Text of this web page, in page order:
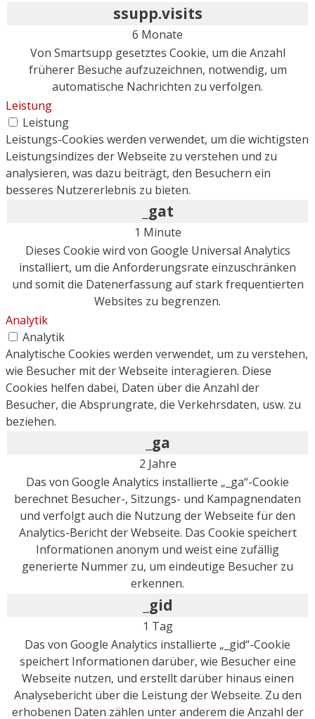
ssupp.visits
6 Monate
Von Smartsupp gesetztes Cookie, um die Anzahl
früherer Besuche aufzuzeichnen, notwendig, um
automatische Nachrichten zu verfolgen.
Leistung
Leistung
Leistungs-Cookies werden verwendet, um die wichtigsten
Leistungsindizes der Webseite zu verstehen und zu
analysieren, was dazu beiträgt, den Besuchern ein
besseres Nutzererlebnis zu bieten.
_gat
1 Minute
Dieses Cookie wird von Google Universal Analytics
installiert, um die Anforderungsrate einzuschränken
und somit die Datenerfassung auf stark frequentierten
Websites zu begrenzen.
Analytik
Analytik
Analytische Cookies werden verwendet, um zu verstehen,
wie Besucher mit der Webseite interagieren. Diese
Cookies helfen dabei, Daten über die Anzahl der
Besucher, die Absprungrate, die Verkehrsdaten, usw. zu
beziehen.
_ga
2 Jahre
Das von Google Analytics installierte „_ga“-Cookie
berechnet Besucher-, Sitzungs- und Kampagnendaten
und verfolgt auch die Nutzung der Webseite für den
Analytics-Bericht der Webseite. Das Cookie speichert
Informationen anonym und weist eine zufällig
generierte Nummer zu, um eindeutige Besucher zu
erkennen.
_gid
1 Tag
Das von Google Analytics installierte „_gid“-Cookie
speichert Informationen darüber, wie Besucher eine
Webseite nutzen, und erstellt darüber hinaus einen
Analysebericht über die Leistung der Webseite. Zu den
erhobenen Daten zählen unter anderem die Anzahl der